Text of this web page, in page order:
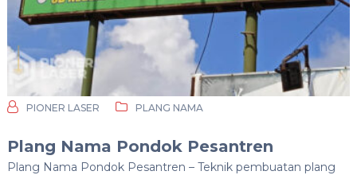
PIONER LASER PLANG NAMA
Plang Nama Pondok Pesantren
Plang Nama Pondok Pesantren – Teknik pembuatan plang